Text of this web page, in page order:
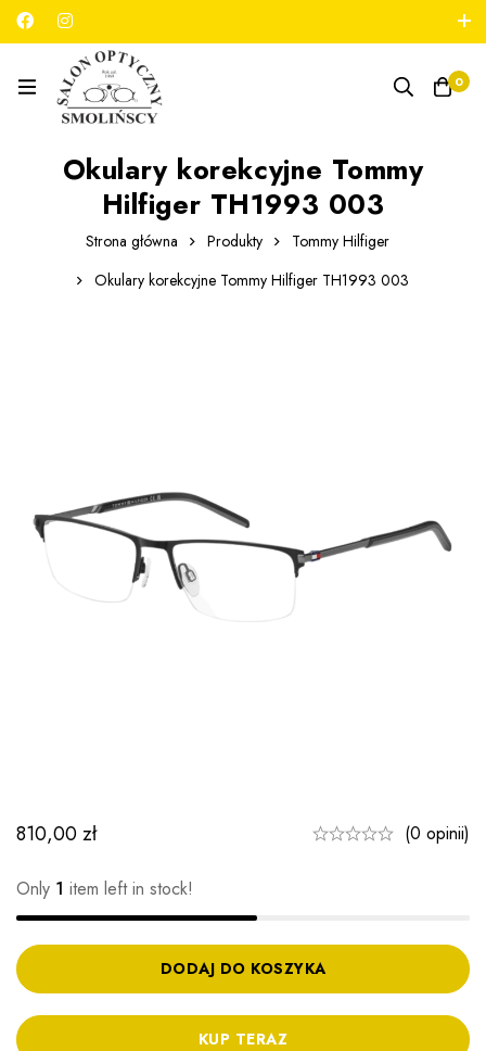
789 180 706
0
Okulary korekcyjne Tommy
Hilfiger TH1993 003
Strona główna Produkty
Tommy Hilfiger
Okulary korekcyjne Tommy Hilfiger TH1993 003
810,00zł (0 opinii)
Only 1 item left in stock!
DODAJ DO KOSZYKA
KUP TERAZ